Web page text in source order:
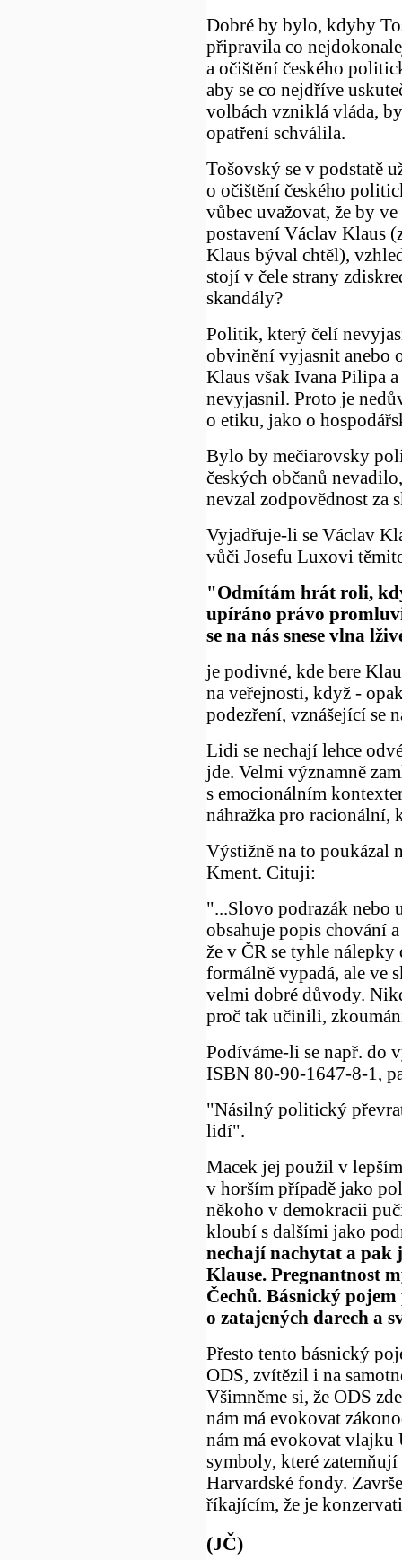
Dobré by bylo, kdyby
připravila co
a očištění českého
aby se co nejdříve
volbách vzniklá vláda,
opatření schválila.
Tošovský se v podstatě
o očištění českého
vůbec uvažovat, že by
postavení Václav Klaus
Klaus býval chtěl),
stojí v čele strany
skandály?
Politik, který čelí
obvinění vyjasnit anebo
Klaus však Ivana Pilipa
nevyjasnil. Proto je
o etiku, jako o
Bylo by mečiarovsky
českých občanů
nevzal zodpovědnost za
Vyjadřuje-li se Václav
vůči Josefu Luxovi
"Odmítám hrát roli,
upíráno právo
se na nás snese vlna
je podivné, kde bere
na veřejnosti, když -
podezření, vznášející se
Lidi se nechají lehce
jde. Velmi významně
s emocionálním
náhražka pro racionální,
Výstižně na to poukázal
Kment. Cituji:
"...Slovo podrazák nebo
obsahuje popis chování
že v ČR se tyhle
formálně vypadá, ale ve
velmi dobré důvody.
proč tak učinili,
Podíváme-li se např. do
ISBN 80-90-1647-8-1,
"Násilný politický
lidí".
Macek jej použil v
v horším případě jako
někoho v demokracii
kloubí s dalšími jako
nechají nachytat a pak
Klause. Pregnantnost
Čechů. Básnický
o zatajených darech a
Přesto tento básnický
ODS, zvítězil i na
Všimněme si, že ODS
nám má evokovat
nám má evokovat vlajku
symboly, které
Harvardské fondy.
říkajícím, že je
(JČ)